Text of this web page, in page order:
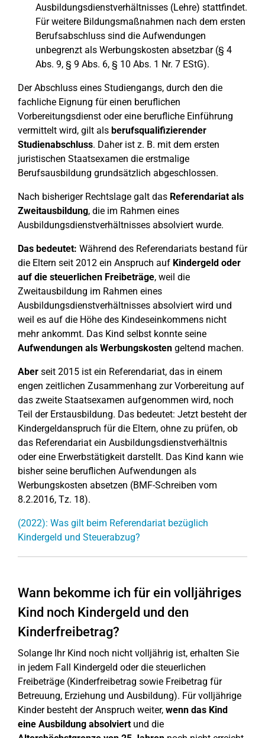
Ausbildungsdienstverhältnisses (Lehre) stattfindet.
Für weitere Bildungsmaßnahmen nach dem ersten
Berufsabschluss sind die Aufwendungen
unbegrenzt als Werbungskosten absetzbar (§ 4
Abs. 9, § 9 Abs. 6, § 10 Abs. 1 Nr. 7 EStG).
Der Abschluss eines Studiengangs, durch den die
fachliche Eignung für einen beruflichen
Vorbereitungsdienst oder eine berufliche Einführung
vermittelt wird, gilt als berufsqualifizierender
Studienabschluss. Daher ist z. B. mit dem ersten
juristischen Staatsexamen die erstmalige
Berufsausbildung grundsätzlich abgeschlossen.
Nach bisheriger Rechtslage galt das Referendariat als
Zweitausbildung, die im Rahmen eines
Ausbildungsdienstverhältnisses absolviert wurde.
Das bedeutet: Während des Referendariats bestand für
die Eltern seit 2012 ein Anspruch auf Kindergeld oder
auf die steuerlichen Freibeträge, weil die
Zweitausbildung im Rahmen eines
Ausbildungsdienstverhältnisses absolviert wird und
weil es auf die Höhe des Kindeseinkommens nicht
mehr ankommt. Das Kind selbst konnte seine
Aufwendungen als Werbungskosten geltend machen.
Aber seit 2015 ist ein Referendariat, das in einem
engen zeitlichen Zusammenhang zur Vorbereitung auf
das zweite Staatsexamen aufgenommen wird, noch
Teil der Erstausbildung. Das bedeutet: Jetzt besteht der
Kindergeldanspruch für die Eltern, ohne zu prüfen, ob
das Referendariat ein Ausbildungsdienstverhältnis
oder eine Erwerbstätigkeit darstellt. Das Kind kann wie
bisher seine beruflichen Aufwendungen als
Werbungskosten absetzen (BMF-Schreiben vom
8.2.2016, Tz. 18).
(2022): Was gilt beim Referendariat bezüglich
Kindergeld und Steuerabzug?
Wann bekomme ich für ein volljähriges
Kind noch Kindergeld und den
Kinderfreibetrag?
Solange Ihr Kind noch nicht volljährig ist, erhalten Sie
in jedem Fall Kindergeld oder die steuerlichen
Freibeträge (Kinderfreibetrag sowie Freibetrag für
Betreuung, Erziehung und Ausbildung). Für volljährige
Kinder besteht der Anspruch weiter, wenn das Kind
eine Ausbildung absolviertund die